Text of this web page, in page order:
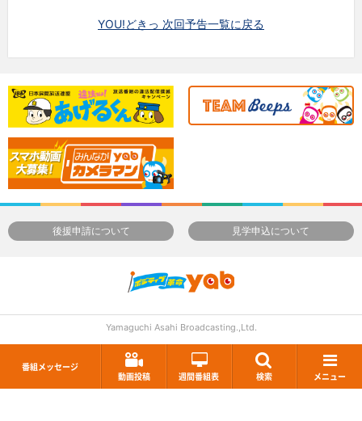
番組メッセージ
動画投稿
週間番組表 検索 メニュー
YOU!どきっ 次回予告一覧に戻る
後援申請について 見学申込について
Yamaguchi Asahi Broadcasting.,Ltd.